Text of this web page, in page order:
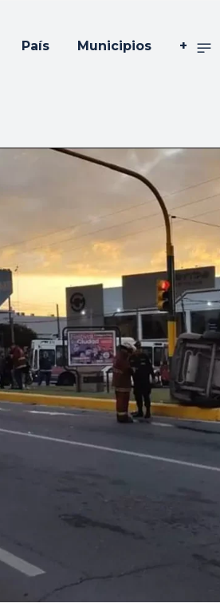
País Municipios +